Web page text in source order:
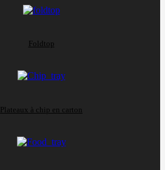
Foldtop
Plateaux à chip en carton